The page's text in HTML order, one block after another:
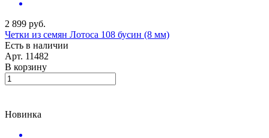
2 899 руб.
Четки из семян Лотоса 108 бусин (8 мм)
Есть в наличии
Арт. 11482
В корзину
Новинка